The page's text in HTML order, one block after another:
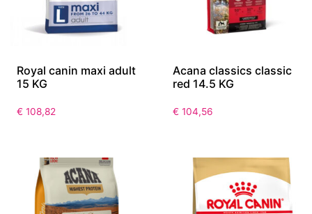
Royal canin maxi adult
15 KG
€ 108,82
Acana classics classic
red 14.5 KG
€ 104,56